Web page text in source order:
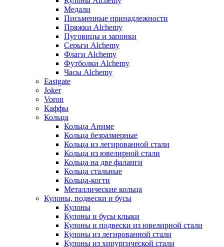
Медали
Письменные принадлежности
Пряжки Alchemy
Пуговицы и запонки
Серьги Alchemy
Флаги Alchemy
Футболки Alchemy
Часы Alchemy
Eastgate
Joker
Voron
Каффы
Кольца
Кольца Аниме
Кольца безразмерные
Кольца из легированной стали
Кольца из ювелирной стали
Кольца на две фаланги
Кольца стальные
Кольца-когти
Металлические кольца
Кулоны, подвески и бусы
Кулоны
Кулоны и бусы клыки
Кулоны и подвески из ювелирной стали
Кулоны из легированной стали
Кулоны из хирургической стали